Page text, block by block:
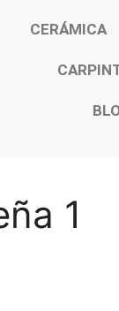
CERÁMICA
1